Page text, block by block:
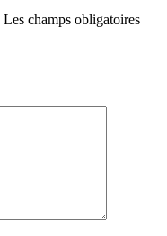
Les champs obligatoires